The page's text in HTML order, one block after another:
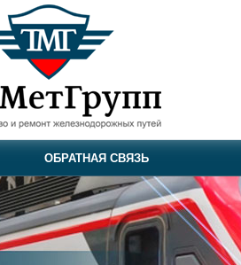
ОБРАТНАЯ СВЯЗЬ